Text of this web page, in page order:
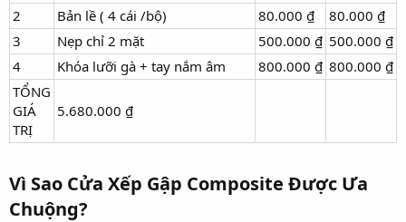
2 Bản lề ( 4 cái /bộ) 80.000 ₫
80.000 ₫
3
Nẹp chỉ 2 mặt 500.000 ₫ 500.000 ₫
4
Khóa lưỡi gà + tay nắm âm 800.000 ₫ 800.000 ₫
TỔNG
GIÁ
TRỊ
5.680.000 ₫
Vì Sao Cửa Xếp Gập Composite Được Ưa
Chuộng?​